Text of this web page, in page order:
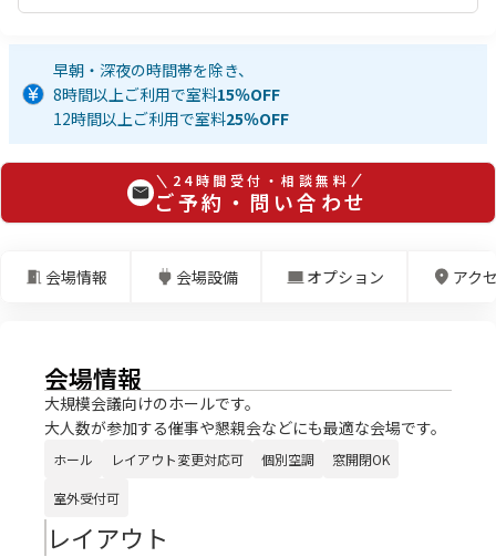
早朝・深夜の時間帯を除き、
8時間以上ご利用で室料15％OFF
12時間以上ご利用で室料25％OFF
24時間受付・相談無料
ご予約・問い合わせ
会場情報 会場設備 オプション アク
会場情報
大規模会議向けのホールです。
大人数が参加する催事や懇親会などにも最適な会場です。
ホール レイアウト変更対応可 個別空調 窓開閉OK
室外受付可
レイアウト